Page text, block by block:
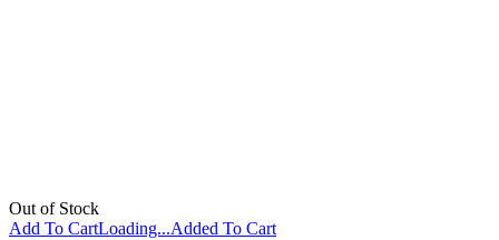
Out of Stock
Add To CartLoading...Added To Cart